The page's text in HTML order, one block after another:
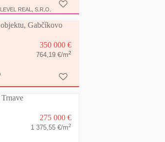
LEVEL REAL, S.R.O.
Gabčíkovo
350 000 €
764,19 €/m2
275 000 €
1 375,55 €/m2